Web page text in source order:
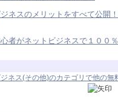
ネスのメリットをすべて公開
者がネットビジネスで１００
ネス(その他)のカテゴリで他の無